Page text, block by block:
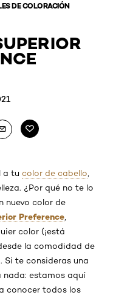
DE COLORACIÓN
a tu color de cabello
¿Por qué no te lo
nuevo color de
Preference
color (¡está
la comodidad de
Si te consideras una
nada: estamos aquí
conocer todos los